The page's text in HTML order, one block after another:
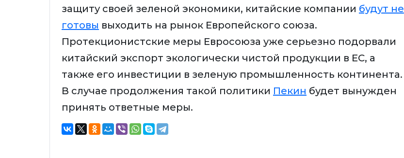
защиту своей зеленой экономики, китайские компании будут не
готовы выходить на рынок Европейского союза.
Протекционистские меры Евросоюза уже серьезно подорвали
китайский экспорт экологически чистой продукции в ЕС, а
также его инвестиции в зеленую промышленность континента.
В случае продолжения такой политики Пекин будет вынужден
принять ответные меры.